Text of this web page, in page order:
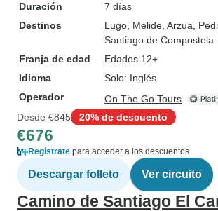
Duración
7 días
Destinos
Lugo , Melide , Arzua ,
Santiago de Compostela
Franja de edad
Edades 12+
Idioma
Solo: Inglés
Operador
On The Go Tours
Desde €845 20% de descuento
€676
Regístrate para acceder a los descuentos
Descargar folleto Ver circuito
Camino de Santiago El